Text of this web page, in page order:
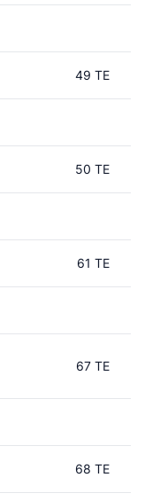
49 TE
50 TE
61 TE
67 TE
68 TE